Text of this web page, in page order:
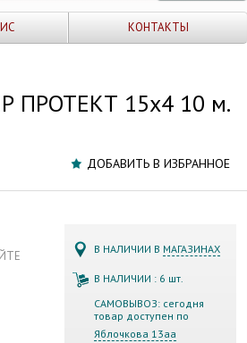
КОНТАКТЫ
ПРОТЕКТ 15х4 10 м.
ДОБАВИТЬ В ИЗБРАННОЕ
В НАЛИЧИИ В МАГАЗИНАХ
В НАЛИЧИИ : 6 шт.
САМОВЫВОЗ: сегодня
товар доступен по
Яблочкова 13аа